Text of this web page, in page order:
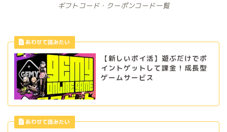
ギフトコード・クーポンコード一覧
【新しいポイ活】遊ぶだけでポ
イントゲットして課金！成長型
ゲームサービス